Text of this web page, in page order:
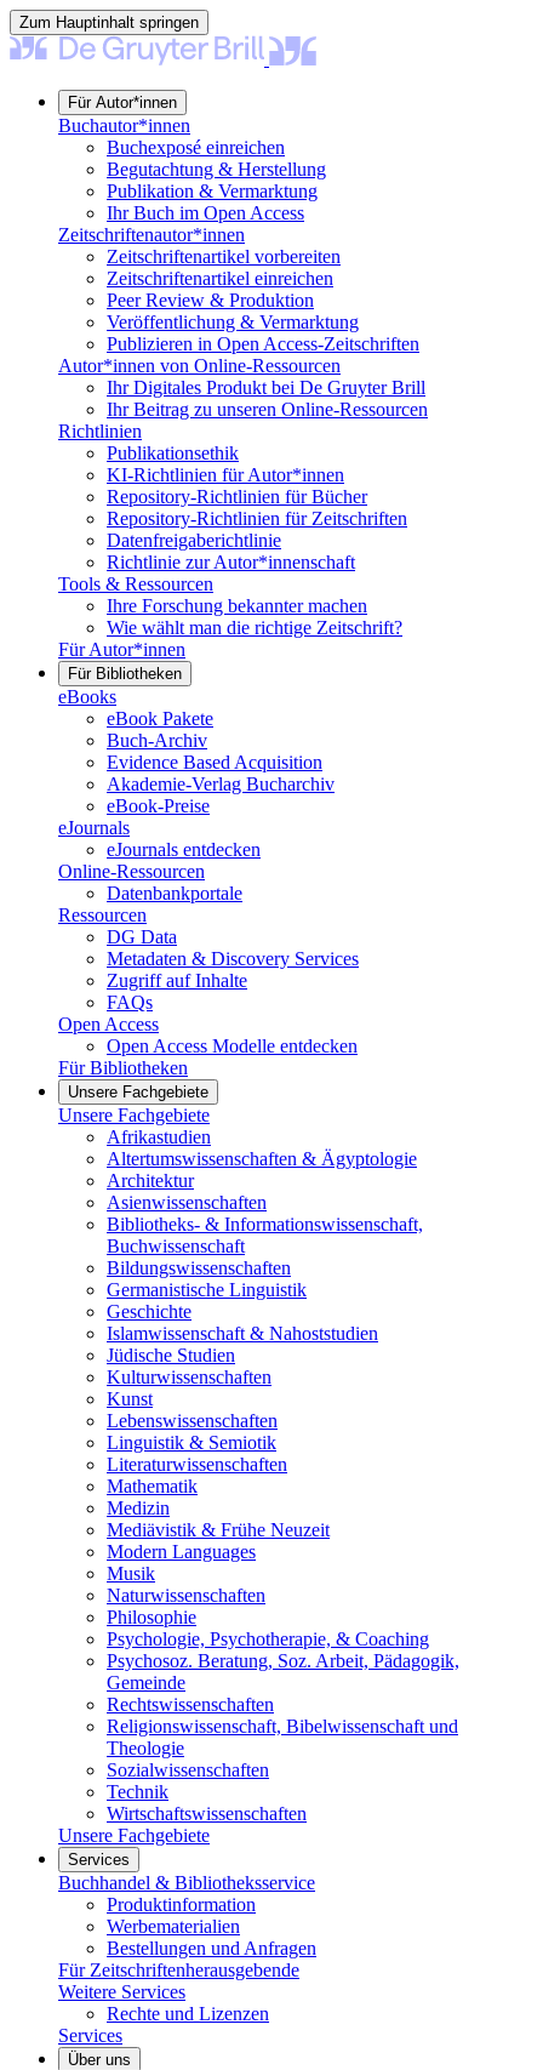
Zum Hauptinhalt springen
Für Autor*innen
Buchautor*innen
Buchexposé einreichen
Begutachtung & Herstellung
Publikation & Vermarktung
Ihr Buch im Open Access
Zeitschriftenautor*innen
Zeitschriftenartikel vorbereiten
Zeitschriftenartikel einreichen
Peer Review & Produktion
Veröffentlichung & Vermarktung
Publizieren in Open Access-Zeitschriften
Autor*innen von Online-Ressourcen
Ihr Digitales Produkt bei De Gruyter Brill
Ihr Beitrag zu unseren Online-Ressourcen
Richtlinien
Publikationsethik
KI-Richtlinien für Autor*innen
Repository-Richtlinien für Bücher
Repository-Richtlinien für Zeitschriften
Datenfreigaberichtlinie
Richtlinie zur Autor*innenschaft
Tools & Ressourcen
Ihre Forschung bekannter machen
Wie wählt man die richtige Zeitschrift?
Für Autor*innen
Für Bibliotheken
eBooks
eBook Pakete
Buch-Archiv
Evidence Based Acquisition
Akademie-Verlag Bucharchiv
eBook-Preise
eJournals
eJournals entdecken
Online-Ressourcen
Datenbankportale
Ressourcen
DG Data
Metadaten & Discovery Services
Zugriff auf Inhalte
FAQs
Open Access
Open Access Modelle entdecken
Für Bibliotheken
Unsere Fachgebiete
Unsere Fachgebiete
Afrikastudien
Altertumswissenschaften & Ägyptologie
Architektur
Asienwissenschaften
Bibliotheks- & Informationswissenschaft,
Buchwissenschaft
Bildungswissenschaften
Germanistische Linguistik
Geschichte
Islamwissenschaft & Nahoststudien
Jüdische Studien
Kulturwissenschaften
Kunst
Lebenswissenschaften
Linguistik & Semiotik
Literaturwissenschaften
Mathematik
Medizin
Mediävistik & Frühe Neuzeit
Modern Languages
Musik
Naturwissenschaften
Philosophie
Psychologie, Psychotherapie, & Coaching
Psychosoz. Beratung, Soz. Arbeit, Pädagogik,
Gemeinde
Rechtswissenschaften
Religionswissenschaft, Bibelwissenschaft und
Theologie
Sozialwissenschaften
Technik
Wirtschaftswissenschaften
Unsere Fachgebiete
Services
Buchhandel & Bibliotheksservice
Produktinformation
Werbematerialien
Bestellungen und Anfragen
Für Zeitschriftenherausgebende
Weitere Services
Rechte und Lizenzen
Services
Über uns